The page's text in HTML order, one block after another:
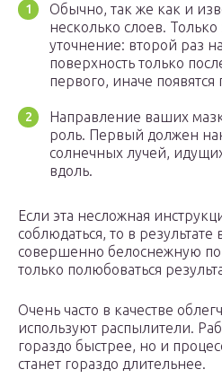
Обычно, так же как и
несколько слоев. Только
уточнение: второй раз
поверхность только
первого, иначе появятся
Направление ваших
роль. Первый должен
солнечных лучей,
вдоль.
Если эта несложная
соблюдаться, то в результате
совершенно белоснежную
только полюбоваться
Очень часто в качестве
используют распылители.
гораздо быстрее, но и
станет гораздо длительнее.